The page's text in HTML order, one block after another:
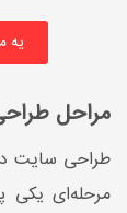
یه
مراحل
طراحی سایت
مرحله‌ای یکی